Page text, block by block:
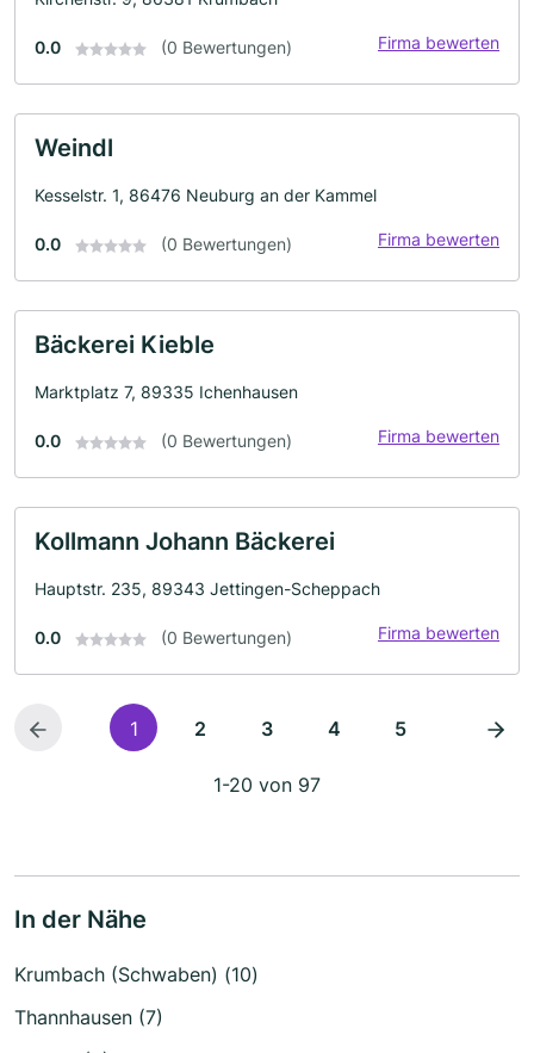
0.0 (0 Bewertungen) Firma bewerten
Weindl
Kesselstr. 1, 86476 Neuburg an der Kammel
0.0 (0 Bewertungen) Firma bewerten
Bäckerei Kieble
Marktplatz 7, 89335 Ichenhausen
0.0 (0 Bewertungen) Firma bewerten
Kollmann Johann Bäckerei
Hauptstr. 235, 89343 Jettingen-Scheppach
0.0 (0 Bewertungen) Firma bewerten
1 2 3 4 5
1-20 von 97
In der Nähe
Krumbach (Schwaben) (10)
Thannhausen (7)